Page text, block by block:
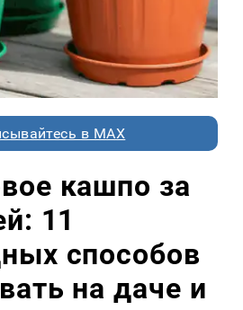
в MAX
кашпо за
11
способов
на даче и